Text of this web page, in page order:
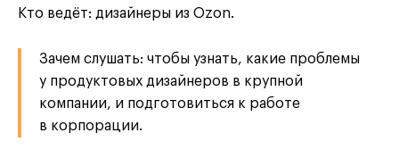
Кто ведёт: дизайнеры из Ozon.
Зачем слушать: чтобы узнать, какие проблемы
у продуктовых дизайнеров в крупной
компании, и подготовиться к работе
в корпорации.